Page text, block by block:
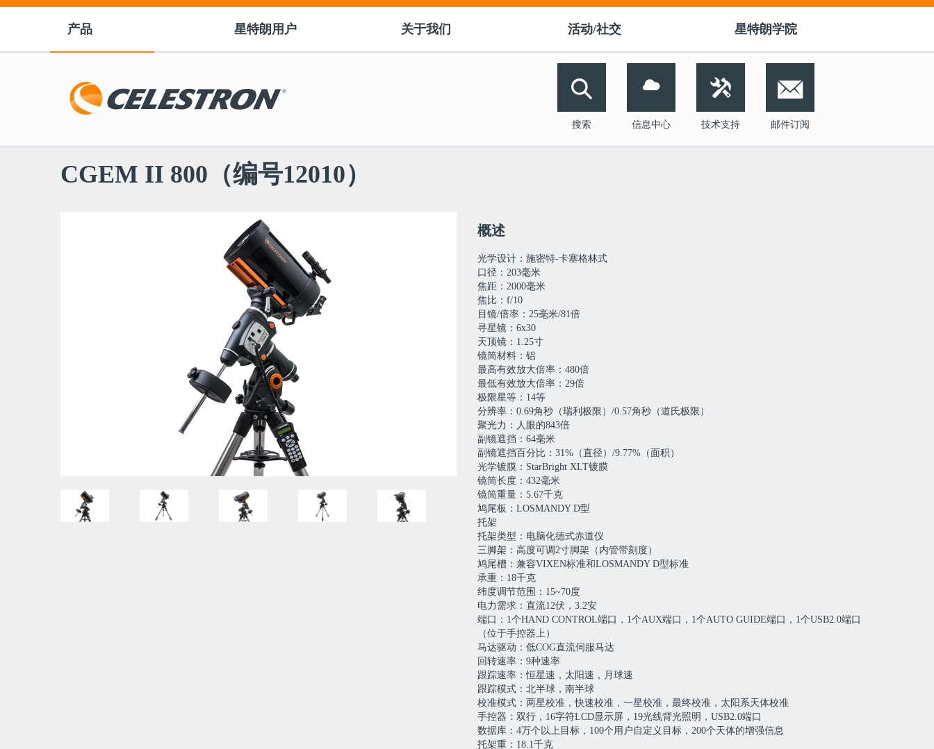
产品 星特朗用户 关于我们 活动/社交 星特朗学院
󰀭
搜索 信息中心

技术支持

邮件订阅
CGEM II 800（编号12010）
概述
光学设计：施密特-卡塞格林式
口径：203毫米
焦距：2000毫米
焦比：f/10
目镜/倍率：25毫米/81倍
寻星镜：6x30
天顶镜：1.25寸
镜筒材料：铝
最高有效放大倍率：480倍
最低有效放大倍率：29倍
极限星等：14等
分辨率：0.69角秒（瑞利极限）/0.57角秒（道氏极限）
聚光力：人眼的843倍
副镜遮挡：64毫米
副镜遮挡百分比：31%（直径）/9.77%（面积）
光学镀膜：StarBright XLT镀膜
镜筒长度：432毫米
镜筒重量：5.67千克
鸠尾板：LOSMANDY D型
托架
托架类型：电脑化德式赤道仪
三脚架：高度可调2寸脚架（内管带刻度）
鸠尾槽：兼容VIXEN标准和LOSMANDY D型标准
承重：18千克
纬度调节范围：15~70度
电力需求：直流12伏，3.2安
端口：1个HAND CONTROL端口，1个AUX端口，1个AUTO GUIDE端口，1个USB2.0端口
（位于手控器上）
马达驱动：低COG直流伺服马达
回转速率：9种速率
跟踪速率：恒星速，太阳速，月球速
跟踪模式：北半球，南半球
校准模式：两星校准，快速校准，一星校准，最终校准，太阳系天体校准
手控器：双行，16字符LCD显示屏，19光线背光照明，USB2.0端口
数据库：4万个以上目标，100个用户自定义目标，200个天体的增强信息
托架重：18.1千克